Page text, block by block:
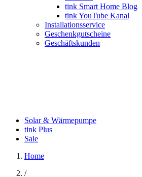
tink Smart Home Blog
tink YouTube Kanal
Installationsservice
Geschenkgutscheine
Geschäftskunden
Solar & Wärmepumpe
tink Plus
Sale
Home
/